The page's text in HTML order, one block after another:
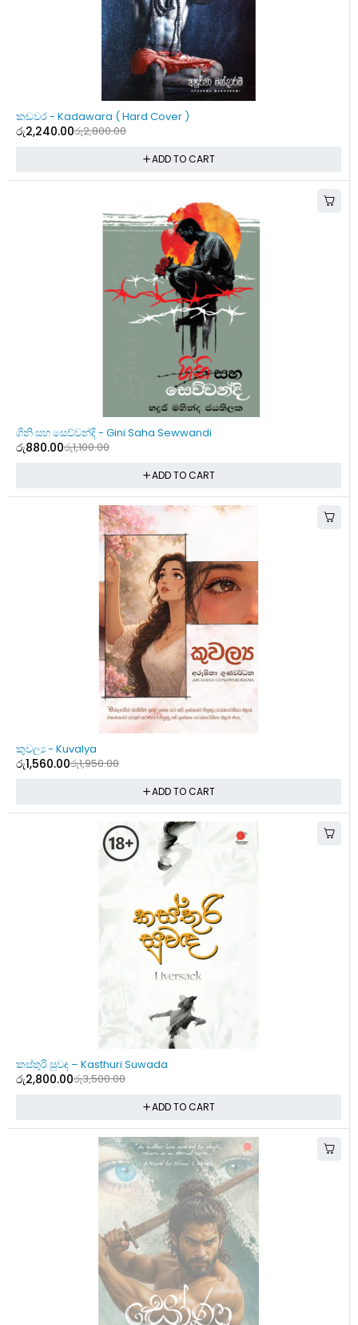
-20%
කඩවර - Kadawara ( Hard Cover )
රු2,800.00
රු2,240.00
ADD TO CART
-20%
ගිනි සහ සෙව්වන්දි - Gini Saha Sewwandi
රු1,100.00
රු880.00
ADD TO CART
-20%
කුවල්‍ය - Kuvalya
රු1,950.00
රු1,560.00
ADD TO CART
-20%
කස්තුරි සුවඳ – Kasthuri Suwada
රු3,500.00
රු2,800.00
ADD TO CART